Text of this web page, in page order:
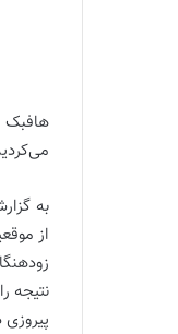
هافبک
به
نتیجه